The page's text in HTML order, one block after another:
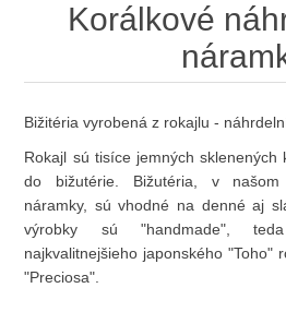
Korálkové
Bižitéria vyrobená z rokajlu -
Rokajl sú tisíce jemných sklenených
do bižutérie. Bižutéria, v
náramky, sú vhodné na denné aj
výrobky sú "handmade",
najkvalitnejšieho japonského "Toho"
"Preciosa".